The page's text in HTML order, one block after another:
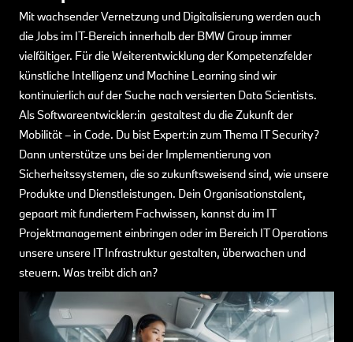
Mit wachsender Vernetzung und Digitalisierung werden auch
die Jobs im IT-Bereich innerhalb der BMW Group immer
vielfältiger. Für die Weiterentwicklung der Kompetenzfelder
künstliche Intelligenz und Machine Learning sind wir
kontinuierlich auf der Suche nach versierten Data Scientists.
Als Softwareentwickler:in gestaltest du die Zukunft der
Mobilität – in Code. Du bist Expert:in zum Thema IT Security?
Dann unterstütze uns bei der Implementierung von
Sicherheitssystemen, die so zukunftsweisend sind, wie unsere
Produkte und Dienstleistungen. Dein Organisationstalent,
gepaart mit fundiertem Fachwissen, kannst du im IT
Projektmanagement einbringen oder im Bereich IT Operations
unsere unsere IT Infrastruktur gestalten, überwachen und
steuern. Was treibt dich an?